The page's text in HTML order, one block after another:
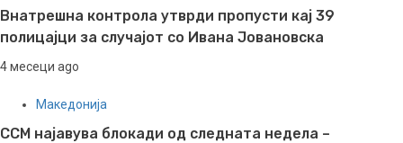
Внатрешна контрола утврди пропусти кај 39
полицајци за случајот со Ивана Јовановска
4 месеци ago
Македонија
ССМ најавува блокади од следната недела –